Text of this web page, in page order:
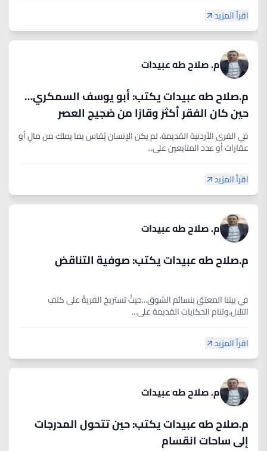
اقرأ المزيد
م. صلاح طه عبيدات
م.صلاح طه عبيدات يكتب: أبو يوسف السمكري…
حين كان الفقر أكثرَ وقارًا من ضجيج العصر
في القرى الأردنية القديمة، لم يكن الإنسان يُقاس بما يملك من مالٍ أو
عقارات أو عدد المتابعين على...
اقرأ المزيد
م. صلاح طه عبيدات
م.صلاح طه عبيدات يكتب: صوفية التناقض
في بيتنا المعتق بنسائم الشوق...حيثُ تستريحُ القريةُ على كتفِ
التلال،وتنام الحكايات القديمة على...
اقرأ المزيد
م. صلاح طه عبيدات
م.صلاح طه عبيدات يكتب: حين تتحول المدرجات
إلى ساحات انقسام